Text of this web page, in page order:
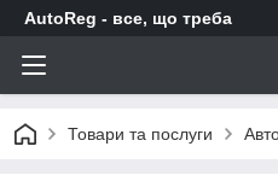
AutoReg - все, що треба
Товари та послуги